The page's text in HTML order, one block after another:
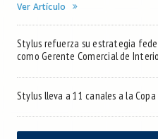
Ver Artículo
Stylus refuerza su estrategia
como Gerente Comercial de
Stylus lleva a 11 canales a la